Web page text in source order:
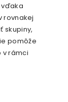
vďaka
rovnakej
skupiny,
pomôže
v rámci